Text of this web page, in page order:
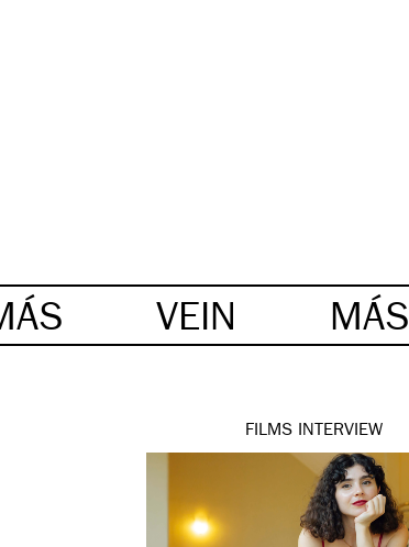
VEIN MÁS
FILMS INTERVIEW